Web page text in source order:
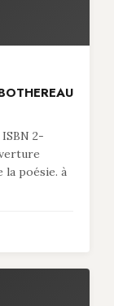
2-
la poésie. à